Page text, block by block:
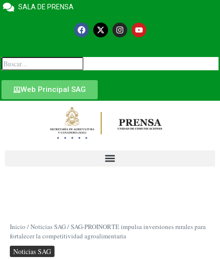
SALA DE PRENSA
Web Principal SAG
Inicio /Noticias SAG/SAG-PROINORTE impulsa inversiones rurales para
fortalecer la competitividad agroalimentaria
Noticias SAG